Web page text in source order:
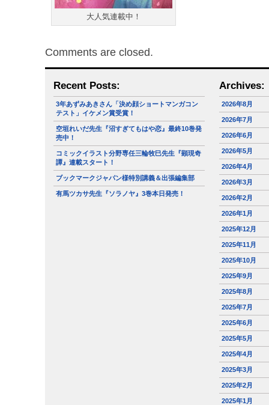
大人気連載中！
Comments are closed.
Recent Posts:
3年あずみあきさん「決め顔ショートマンガコン
テスト」イケメン賞受賞！
空垣れいだ先生『沼すぎてもはや恋』最終10巻発
売中！
コミックイラスト分野専任三輪牧巳先生『顕現奇
譚』連載スタート！
ブックマークジャパン様特別講義＆出張編集部
有馬ツカサ先生『ソラノヤ』3巻本日発売！
Archives:
2026年8月
2026年7月
2026年6月
2026年5月
2026年4月
2026年3月
2026年2月
2026年1月
2025年12月
2025年11月
2025年10月
2025年9月
2025年8月
2025年7月
2025年6月
2025年5月
2025年4月
2025年3月
2025年2月
2025年1月